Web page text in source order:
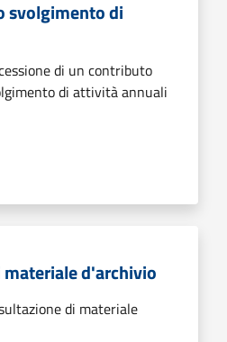
svolgimento di
di un contributo
di attività annuali
d'archivio
di materiale